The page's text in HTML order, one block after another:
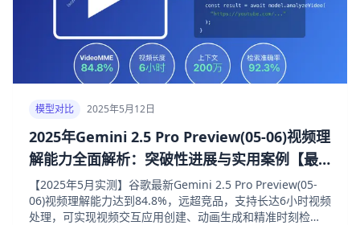
模型对比 2025年5月12日
2025年Gemini 2.5 Pro Preview(05-06)视频理
解能力全面解析：突破性进展与实用案例【最
新评测】
【2025年5月实测】谷歌最新Gemini 2.5 Pro Preview(05-
06)视频理解能力达到84.8%，远超竞品，支持长达6小时视频
处理，可实现视频交互应用创建、动画生成和精准时刻检